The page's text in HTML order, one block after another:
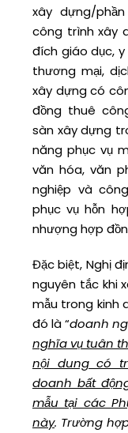
xây dựng/
công trình xây
đích giáo dục,
thương mại,
xây dựng có
đồng thuê
sàn xây dựng
năng phục vụ
văn hóa, văn
nghiệp và
phục vụ hỗn
nhượng hợp
Đặc biệt, Nghị
nguyên tắc khi
mẫu trong kinh
đó là “doanh
nghĩa vụ tuân
nội dung có
doanh bất
mẫu tại các
này. Trường